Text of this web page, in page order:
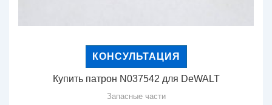
КОНСУЛЬТАЦИЯ
Купить патрон N037542 для DeWALT
Запасные части